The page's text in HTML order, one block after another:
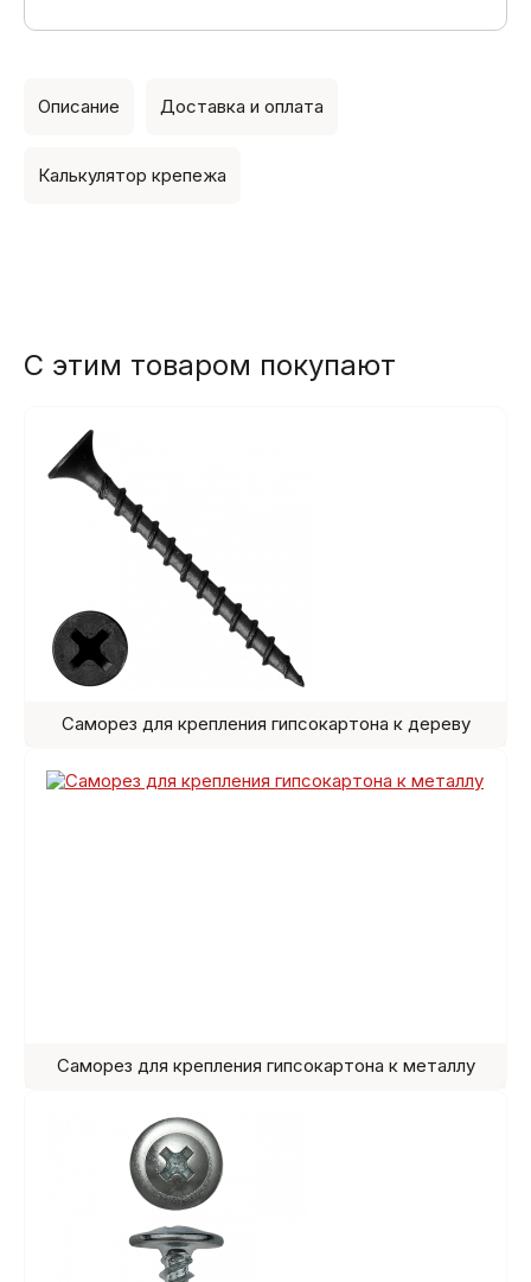
Описание Доставка и оплата
Калькулятор крепежа
С этим товаром покупают
Саморез для крепления гипсокартона к дереву
Саморез для крепления гипсокартона к металлу